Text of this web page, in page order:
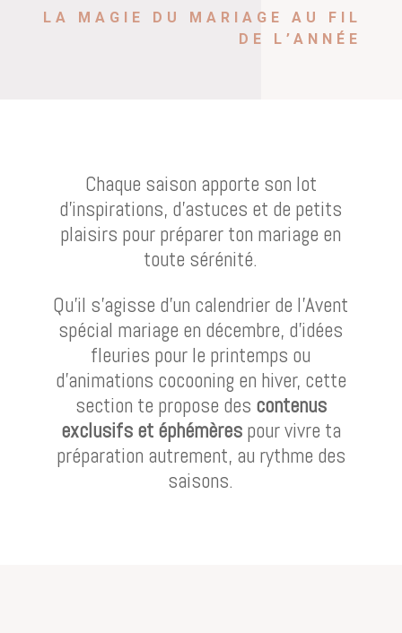
LA MAGIE DU MARIAGE AU FIL
DE L’ANNÉE
Chaque saison apporte son lot
d’inspirations, d’astuces et de petits
plaisirs pour préparer ton mariage en
toute sérénité.
Qu’il s’agisse d’un calendrier de l’Avent
spécial mariage en décembre, d’idées
fleuries pour le printemps ou
d’animations cocooning en hiver, cette
section te propose des contenus
exclusifs et éphémèrespour vivre ta
préparation autrement, au rythme des
saisons.